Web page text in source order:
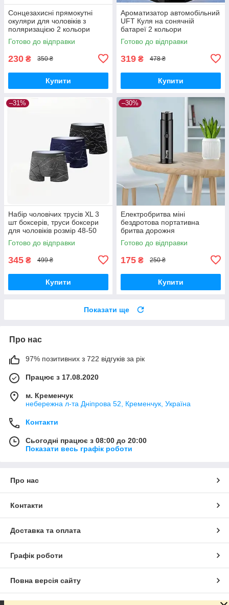
Сонцезахисні прямокутні
окуляри для чоловіків з
поляризацією 2 кольори
Готово до відправки
230 ₴ 350 ₴
Купити
Ароматизатор автомобільний
UFT Куля на сонячній
батареї 2 кольори
Готово до відправки
319 ₴ 478 ₴
Купити
–31%
Набір чоловічих трусів ХL 3
шт боксерів, труси боксери
для чоловіків розмір 48-50
Готово до відправки
345 ₴ 499 ₴
Купити
–30%
Електробритва міні
бездротова портативна
бритва дорожня
Готово до відправки
175 ₴ 250 ₴
Купити
Показати ще
Про нас
97% позитивних з 722 відгуків за рік
Працює з 17.08.2020
м. Кременчук
небережна л-та Дніпрова 52, Кременчук, Україна
Контакти
Сьогодні працює з 08:00 до 20:00
Показати весь графік роботи
Про нас
Контакти
Доставка та оплата
Графік роботи
Повна версія сайту